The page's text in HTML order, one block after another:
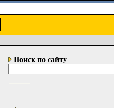
Поиск по сайту